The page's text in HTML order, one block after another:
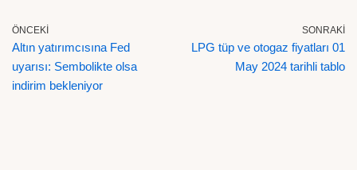
ÖNCEKI
Altın yatırımcısına Fed
uyarısı: Sembolikte olsa
indirim bekleniyor
SONRAKI
LPG tüp ve otogaz fiyatları 01
May 2024 tarihli tablo